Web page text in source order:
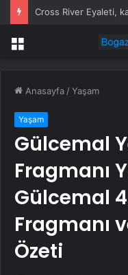
Menü
Anasayfa /Yaşam
Yaşam
Gülcemal
Fragmanı
Gülcemal
Fragmanı
Özeti